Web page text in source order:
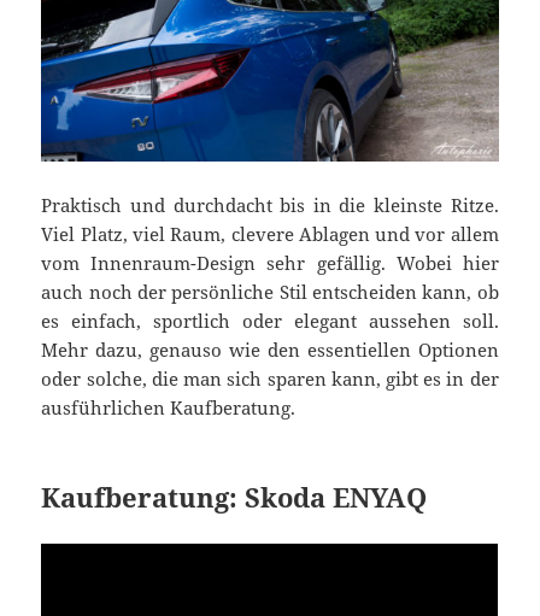
Praktisch und durchdacht bis in die kleinste Ritze.
Viel Platz, viel Raum, clevere Ablagen und vor allem
vom Innenraum-Design sehr gefällig. Wobei hier
auch noch der persönliche Stil entscheiden kann, ob
es einfach, sportlich oder elegant aussehen soll.
Mehr dazu, genauso wie den essentiellen Optionen
oder solche, die man sich sparen kann, gibt es in der
ausführlichen Kaufberatung.
Kaufberatung: Skoda ENYAQ